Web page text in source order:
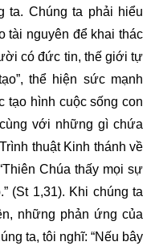
ta. Chúng ta phải hiểu
tài nguyên để khai thác
có đức tin, thế giới tự
thể hiện sức mạnh
tạo hình cuộc sống con
với những gì chứa
thuật Kinh thánh về
Chúa thấy mọi sự
(St 1,31). Khi chúng ta
những phản ứng của
ta, tôi nghĩ: “Nếu bây